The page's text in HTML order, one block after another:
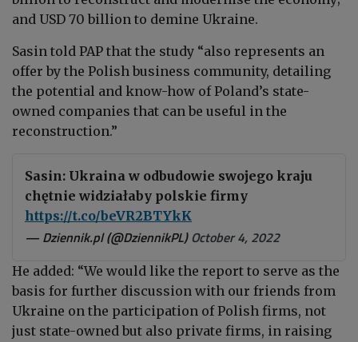
and USD 70 billion to demine Ukraine.
Sasin told PAP that the study “also represents an
offer by the Polish business community, detailing
the potential and know-how of Poland’s state-
owned companies that can be useful in the
reconstruction.”
Sasin: Ukraina w odbudowie swojego kraju
chętnie widziałaby polskie firmy
https://t.co/beVR2BTYkK
— Dziennik.pl (@DziennikPL) October 4, 2022
He added: “We would like the report to serve as the
basis for further discussion with our friends from
Ukraine on the participation of Polish firms, not
just state-owned but also private firms, in raising